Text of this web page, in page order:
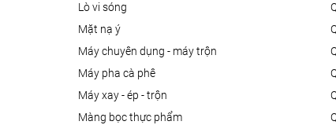
lò vi sóng
mặt nạ ý
máy chuyên dụng - máy trộn
máy pha cà phê
máy xay - ép - trộn
màng bọc thực phẩm